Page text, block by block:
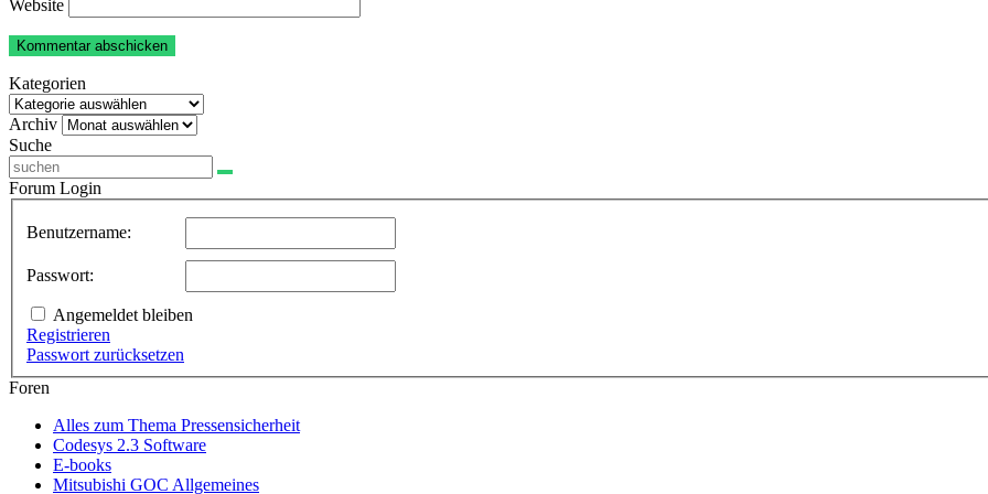
Website
Kategorien
Kategorien
Archiv Archiv
Suche
Forum Login
Benutzername:
Passwort:
Angemeldet bleiben
Registrieren
Passwort zurücksetzen
Foren
Alles zum Thema Pressensicherheit
Codesys 2.3 Software
E-books
Mitsubishi GOC Allgemeines